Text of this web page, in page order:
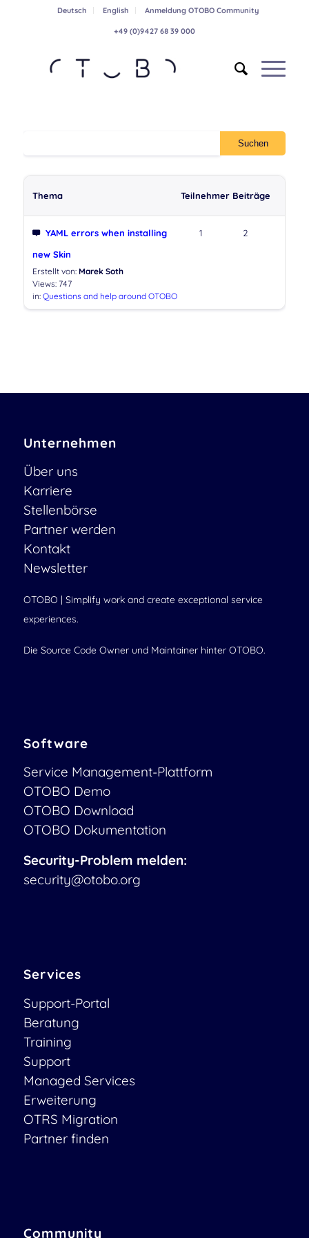
Deutsch English Anmeldung OTOBO Community
+49 (0)9427 68 39 000
Thema Teilnehmer Beiträge
YAML errors when installing
new Skin
Erstellt von: Marek Soth
Views: 747
in: Questions and help around OTOBO
1 2
Unternehmen
Über uns
Karriere
Stellenbörse
Partner werden
Kontakt
Newsletter
OTOBO | Simplify work and create exceptional service
experiences.
Die Source Code Owner und Maintainer hinter OTOBO.
Software
Service Management-Plattform
OTOBO Demo
OTOBO Download
OTOBO Dokumentation
Security-Problem melden:
security@otobo.org
Services
Support-Portal
Beratung
Training
Support
Managed Services
Erweiterung
OTRS Migration
Partner finden
Community